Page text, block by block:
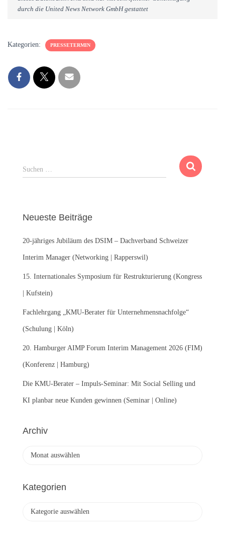
durch die United News Network GmbH gestattet
Kategorien: PRESSETERMIN
S
u
n
a
c
:
Suchen …
Neueste Beiträge
20-jähriges Jubiläum des DSIM – Dachverband Schweizer
Interim Manager (Networking | Rapperswil)
15. Internationales Symposium für Restrukturierung (Kongress
| Kufstein)
Fachlehrgang „KMU-Berater für Unternehmensnachfolge“
(Schulung | Köln)
20. Hamburger AIMP Forum Interim Management 2026 (FIM)
(Konferenz | Hamburg)
Die KMU-Berater – Impuls-Seminar: Mit Social Selling und
KI planbar neue Kunden gewinnen (Seminar | Online)
Archiv
h
Kategorien